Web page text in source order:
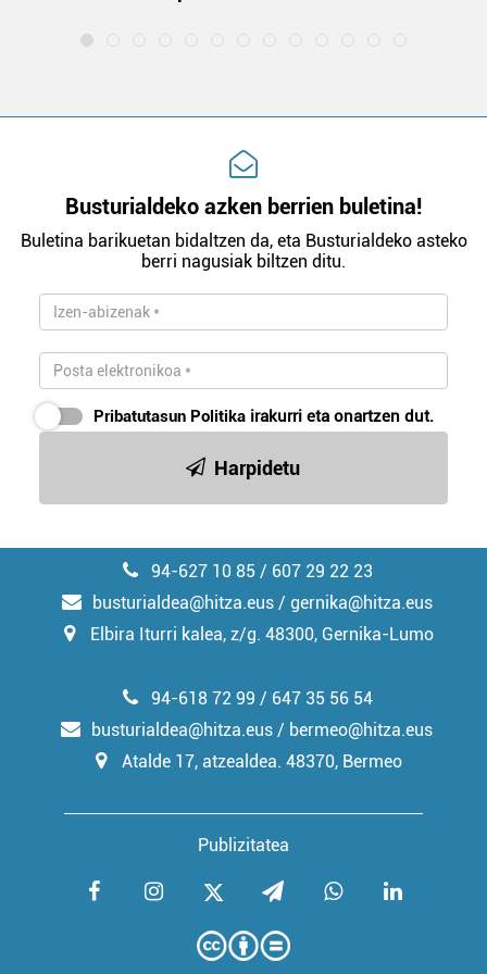
Busturialdeko azken berrien buletina!
Buletina barikuetan bidaltzen da, eta Busturialdeko asteko
berri nagusiak biltzen ditu.
Pribatutasun Politika irakurri eta onartzen dut.
Harpidetu
94-627 10 85 / 607 29 22 23
busturialdea@hitza.eus / gernika@hitza.eus
Elbira Iturri kalea, z/g. 48300, Gernika-Lumo
Publizitatea
94-618 72 99 / 647 35 56 54
busturialdea@hitza.eus / bermeo@hitza.eus
Atalde 17, atzealdea. 48370, Bermeo